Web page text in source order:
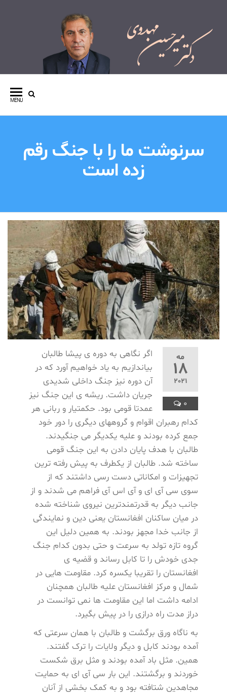
وبسایت شخصی دکتر میرحسین
مهدوی
MENU
سرنوشت ما را با جنگ رقم
زده است
مه
18
2021
0
اگر نگاهی به دوره ی پیشا طالبان
بیاندازیم به یاد خواهیم آورد که در
آن دوره نیز جنگ داخلی شدیدی
جریان داشت. ریشه ی این جنگ نیز
عمدتا قومی بود. حکمتیار و ربانی هر
کدام رهبران اقوام و گروههای دیگری را دور خود
جمع کرده بودند و علیه یکدیگر می جنگیدند.
طالبان با هدف پایان دادن به این جنگ قومی
ساخته شد. طالبان از یکطرف به پیش رفته ترین
تجهیزات و امکاناتی دست رسی داشتند که از
سوی سی آی ای و آی اس آی فراهم می شدند و از
جانب دیگر به قدرتمندترین نیروی شناخته شده
در میان ساکنان افغانستان یعنی دین و نمایندگی
از جانب خدا مجهز بودند. به همین دلیل این
گروه تازه تولد به سرعت و حتی بدون کدام جنگ
جدی خودش را تا کابل رساند و قضیه ی
افغانستان را تقریبا یکسره کرد. مقاومت هایی در
شمال و مرکز افغانستان علیه طالبان همچنان
ادامه داشت اما این مقاومت ها نمی توانست در
دراز مدت راه درازی را در پیش بگیرد.
به ناگاه ورق برگشت و طالبان با همان سرعتی که
آمده بودند کابل و دیگر ولایات را ترک گفتند.
همین. مثل باد آمده بودند و مثل برق شکست
خوردند و برگشتند. این بار سی آی ای به حمایت
مجاهدین شتافته بود و به کمک بخشی از آنان